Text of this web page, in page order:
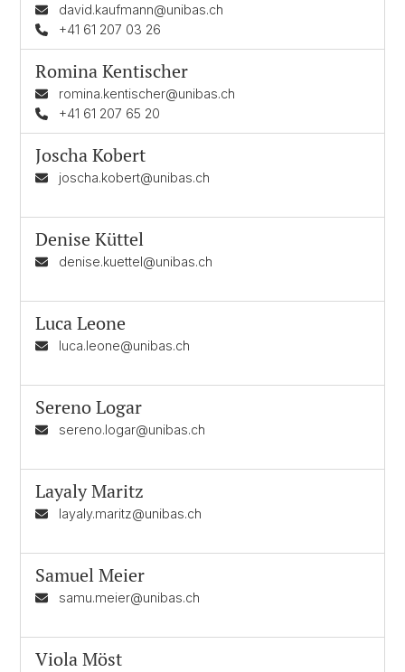
david.kaufmann@unibas.ch
+41 61 207 03 26
Romina Kentischer
romina.kentischer@unibas.ch
+41 61 207 65 20
Joscha Kobert
joscha.kobert@unibas.ch
Denise Küttel
denise.kuettel@unibas.ch
Luca Leone
luca.leone@unibas.ch
Sereno Logar
sereno.logar@unibas.ch
Layaly Maritz
layaly.maritz@unibas.ch
Samuel Meier
samu.meier@unibas.ch
Viola Möst